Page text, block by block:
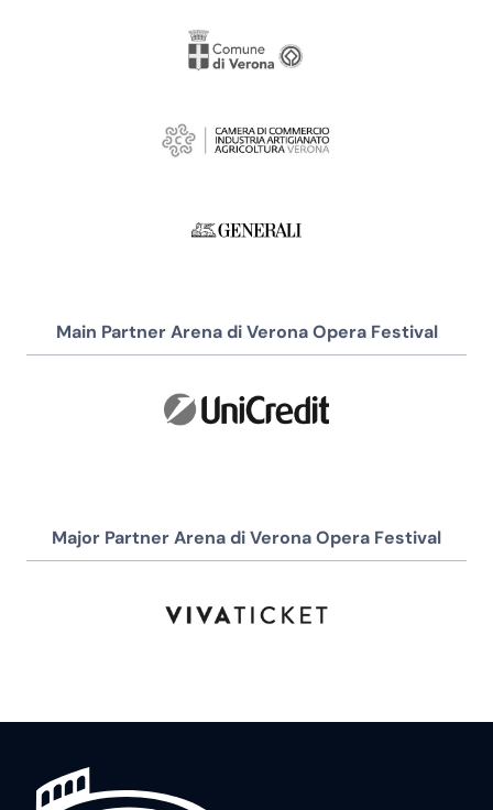
Main Partner Arena di Verona Opera Festival
Major Partner Arena di Verona Opera Festival